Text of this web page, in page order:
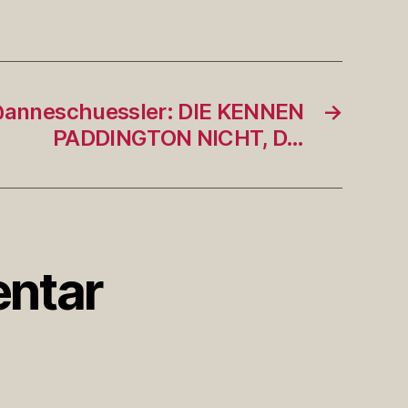
→
DIE KENNEN
PADDINGTON NICHT, D…